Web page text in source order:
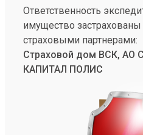
Ответственность
имущество
страховыми партнерами:
Страховой дом ВСК, АО
КАПИТАЛ ПОЛИС